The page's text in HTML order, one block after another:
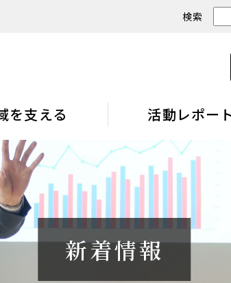
検索
を支える 活動レポート
新着情報